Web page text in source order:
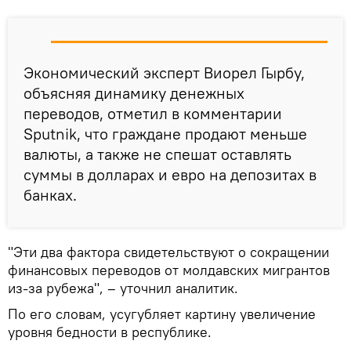
Экономический эксперт Виорел Гырбу,
объясняя динамику денежных
переводов, отметил в комментарии
Sputnik, что граждане продают меньше
валюты, а также не спешат оставлять
суммы в долларах и евро на депозитах в
банках.
"Эти два фактора свидетельствуют о сокращении
финансовых переводов от молдавских мигрантов
из-за рубежа", – уточнил аналитик.
По его словам, усугубляет картину увеличение
уровня бедности в республике.